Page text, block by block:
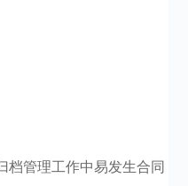
档管理工作中易发生合同